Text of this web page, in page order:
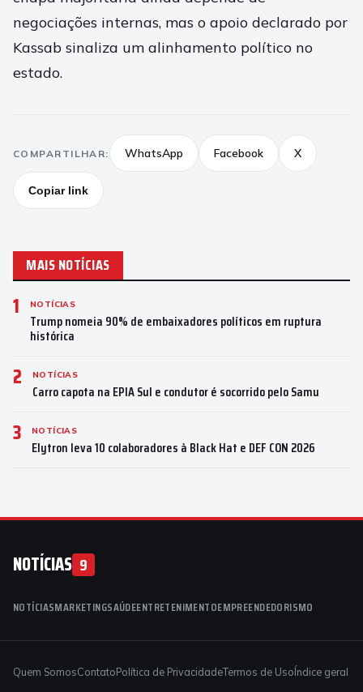
negociações internas, mas o apoio declarado por
Kassab sinaliza um alinhamento político no
estado.
COMPARTILHAR: WhatsApp Facebook X
Copiar link
MAIS NOTÍCIAS
1 NOTÍCIAS
Trump nomeia 90% de embaixadores políticos em ruptura
histórica
2 NOTÍCIAS
Carro capota na EPIA Sul e condutor é socorrido pelo Samu
3 NOTÍCIAS
Elytron leva 10 colaboradores à Black Hat e DEF CON 2026
NOTÍCIAS 9
NOTÍCIASMARKETINGSAÚDEENTRETENIMENTOEMPREENDEDORISMO
Quem SomosContatoPolítica de PrivacidadeTermos de UsoÍndice geral